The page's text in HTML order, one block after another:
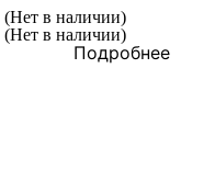
(Нет в наличии)
(Нет в наличии)
Подробнее